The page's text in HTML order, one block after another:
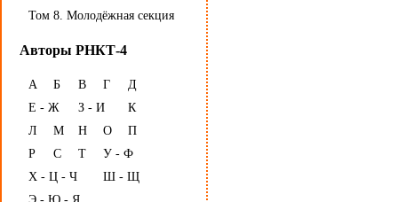
Том 8. Молодёжная секция
Авторы РНКТ-4
А Б В Г
Д
Е - Ж
З - И
К
Л
М Н О
П
Р
С Т
У - Ф
Х - Ц - Ч
Ш - Щ